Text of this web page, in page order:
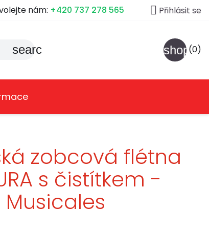
nám: +420 737 278 565  Přihlásit se
search (0)
zobcová flétna
s čistítkem -
Musicales